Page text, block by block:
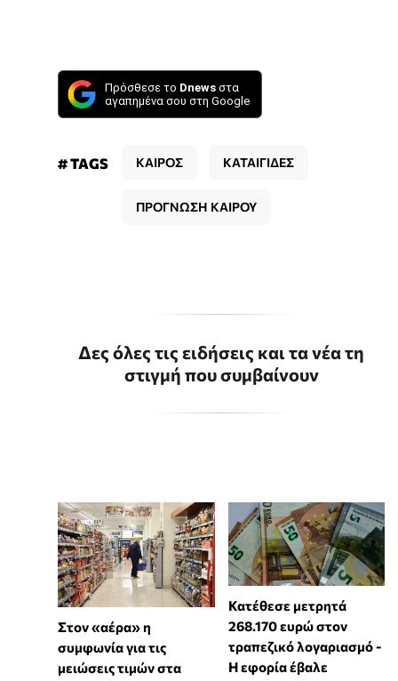
Πρόσθεσε το Dnews στα
αγαπημένα σου στη Google
# TAGS ΚΑΙΡΟΣ ΚΑΤΑΙΓΙΔΕΣ
ΠΡΟΓΝΩΣΗ ΚΑΙΡΟΥ
Δες όλες τις ειδήσεις και τα νέα τη
στιγμή που συμβαίνουν
Στον «αέρα» η
συμφωνία για τις
μειώσεις τιμών στα
Κατέθεσε μετρητά
268.170 ευρώ στον
τραπεζικό λογαριασμό -
Η εφορία έβαλε